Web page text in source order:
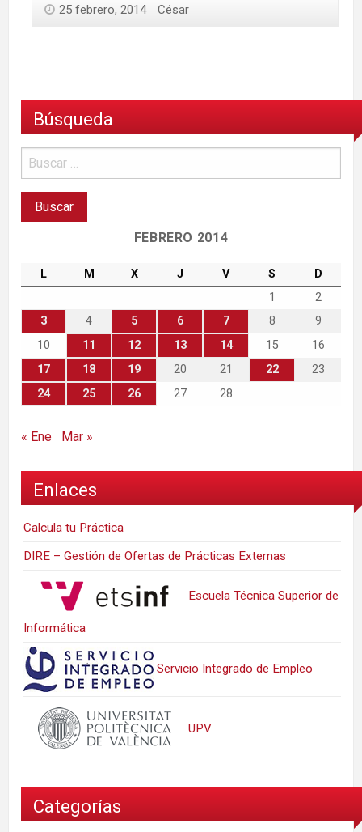
25 febrero, 2014 César
Búsqueda
FEBRERO 2014
L M X J V S
D
1
2
3
4 5 6 7 8
9
10
11 12 13 14 15
16
17
18 19 20 21 22
23
24
25 26 27 28
« Ene Mar »
Enlaces
Calcula tu Práctica
DIRE – Gestión de Ofertas de Prácticas Externas
Escuela Técnica Superior de
Informática
Servicio Integrado de Empleo
UPV
Categorías